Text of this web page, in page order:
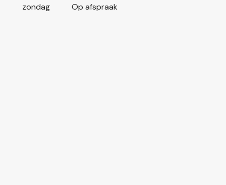
zondag
Op afspraak